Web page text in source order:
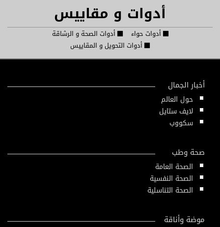
أدوات و مقاييس
أدوات حواء
أدوات الصحة و الرشاقة
أدوات التحويل و المقاييس
أخبار الجمال
حول العالم
لايف ستايل
سكووب
صحة وطب
الصحة العامة
الصحة النفسية
الصحة التناسلية
موضة وأناقة